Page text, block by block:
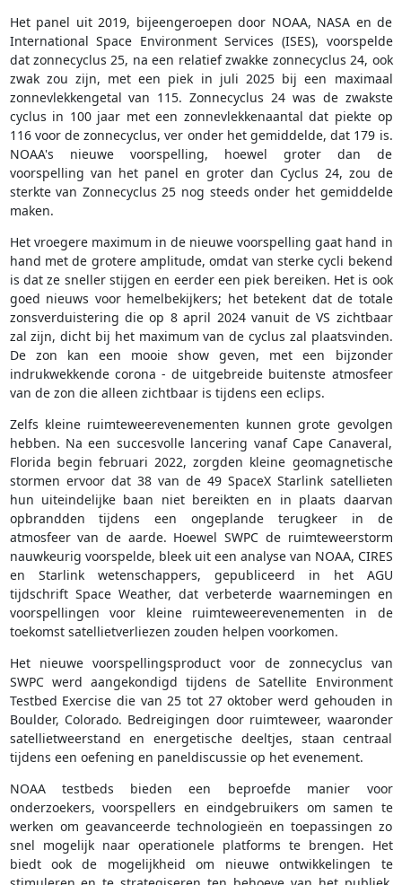
Het panel uit 2019, bijeengeroepen door NOAA, NASA en de
International Space Environment Services (ISES), voorspelde
dat zonnecyclus 25, na een relatief zwakke zonnecyclus 24, ook
zwak zou zijn, met een piek in juli 2025 bij een maximaal
zonnevlekkengetal van 115. Zonnecyclus 24 was de zwakste
cyclus in 100 jaar met een zonnevlekkenaantal dat piekte op
116 voor de zonnecyclus, ver onder het gemiddelde, dat 179 is.
NOAA's nieuwe voorspelling, hoewel groter dan de
voorspelling van het panel en groter dan Cyclus 24, zou de
sterkte van Zonnecyclus 25 nog steeds onder het gemiddelde
maken.
Het vroegere maximum in de nieuwe voorspelling gaat hand in
hand met de grotere amplitude, omdat van sterke cycli bekend
is dat ze sneller stijgen en eerder een piek bereiken. Het is ook
goed nieuws voor hemelbekijkers; het betekent dat de totale
zonsverduistering die op 8 april 2024 vanuit de VS zichtbaar
zal zijn, dicht bij het maximum van de cyclus zal plaatsvinden.
De zon kan een mooie show geven, met een bijzonder
indrukwekkende corona - de uitgebreide buitenste atmosfeer
van de zon die alleen zichtbaar is tijdens een eclips.
Zelfs kleine ruimteweerevenementen kunnen grote gevolgen
hebben. Na een succesvolle lancering vanaf Cape Canaveral,
Florida begin februari 2022, zorgden kleine geomagnetische
stormen ervoor dat 38 van de 49 SpaceX Starlink satellieten
hun uiteindelijke baan niet bereikten en in plaats daarvan
opbrandden tijdens een ongeplande terugkeer in de
atmosfeer van de aarde. Hoewel SWPC de ruimteweerstorm
nauwkeurig voorspelde, bleek uit een analyse van NOAA, CIRES
en Starlink wetenschappers, gepubliceerd in het AGU
tijdschrift Space Weather, dat verbeterde waarnemingen en
voorspellingen voor kleine ruimteweerevenementen in de
toekomst satellietverliezen zouden helpen voorkomen.
Het nieuwe voorspellingsproduct voor de zonnecyclus van
SWPC werd aangekondigd tijdens de Satellite Environment
Testbed Exercise die van 25 tot 27 oktober werd gehouden in
Boulder, Colorado. Bedreigingen door ruimteweer, waaronder
satellietweerstand en energetische deeltjes, staan centraal
tijdens een oefening en paneldiscussie op het evenement.
NOAA testbeds bieden een beproefde manier voor
onderzoekers, voorspellers en eindgebruikers om samen te
werken om geavanceerde technologieën en toepassingen zo
snel mogelijk naar operationele platforms te brengen. Het
biedt ook de mogelijkheid om nieuwe ontwikkelingen te